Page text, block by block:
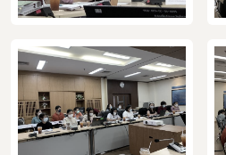
ผู้ประกอบการณ์
พรบ